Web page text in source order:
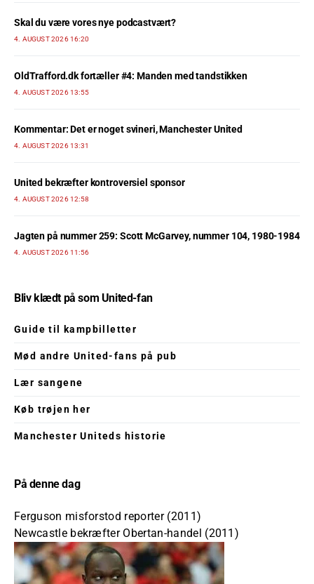
Skal du være vores nye podcastvært?
4. AUGUST 2026 16:20
OldTrafford.dk fortæller #4: Manden med tandstikken
4. AUGUST 2026 13:55
Kommentar: Det er noget svineri, Manchester United
4. AUGUST 2026 13:31
United bekræfter kontroversiel sponsor
4. AUGUST 2026 12:58
Jagten på nummer 259: Scott McGarvey, nummer 104, 1980-1984
4. AUGUST 2026 11:56
Bliv klædt på som United-fan
Guide til kampbilletter
Mød andre United-fans på pub
Lær sangene
Køb trøjen her
Manchester Uniteds historie
På denne dag
Ferguson misforstod reporter (2011)
Newcastle bekræfter Obertan-handel (2011)